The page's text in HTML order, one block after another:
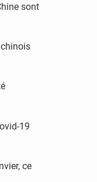
sont
19
ce